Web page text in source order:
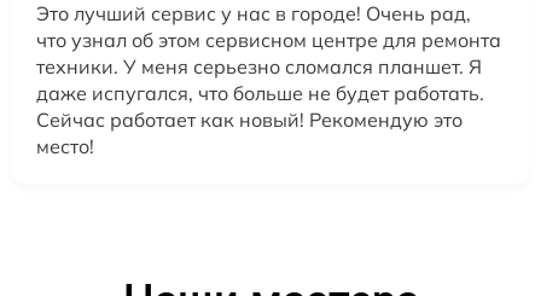
Это лучший сервис у нас в городе! Очень рад,
что узнал об этом сервисном центре для ремонта
техники. У меня серьезно сломался планшет. Я
даже испугался, что больше не будет работать.
Сейчас работает как новый! Рекомендую это
место!